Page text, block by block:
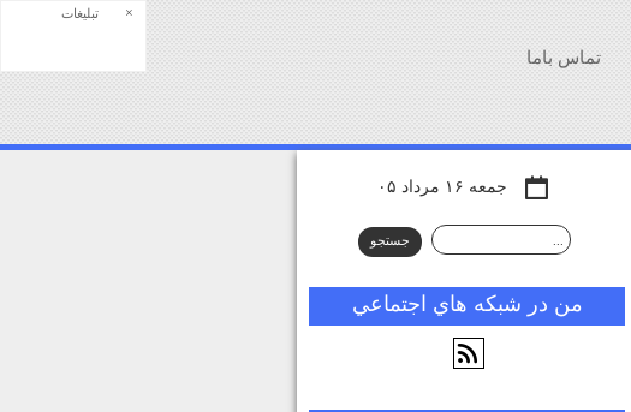
تماس باما
جمعه ۱۶ مرداد ۰۵
من در شبكه هاي اجتماعي
تبلیغات ×